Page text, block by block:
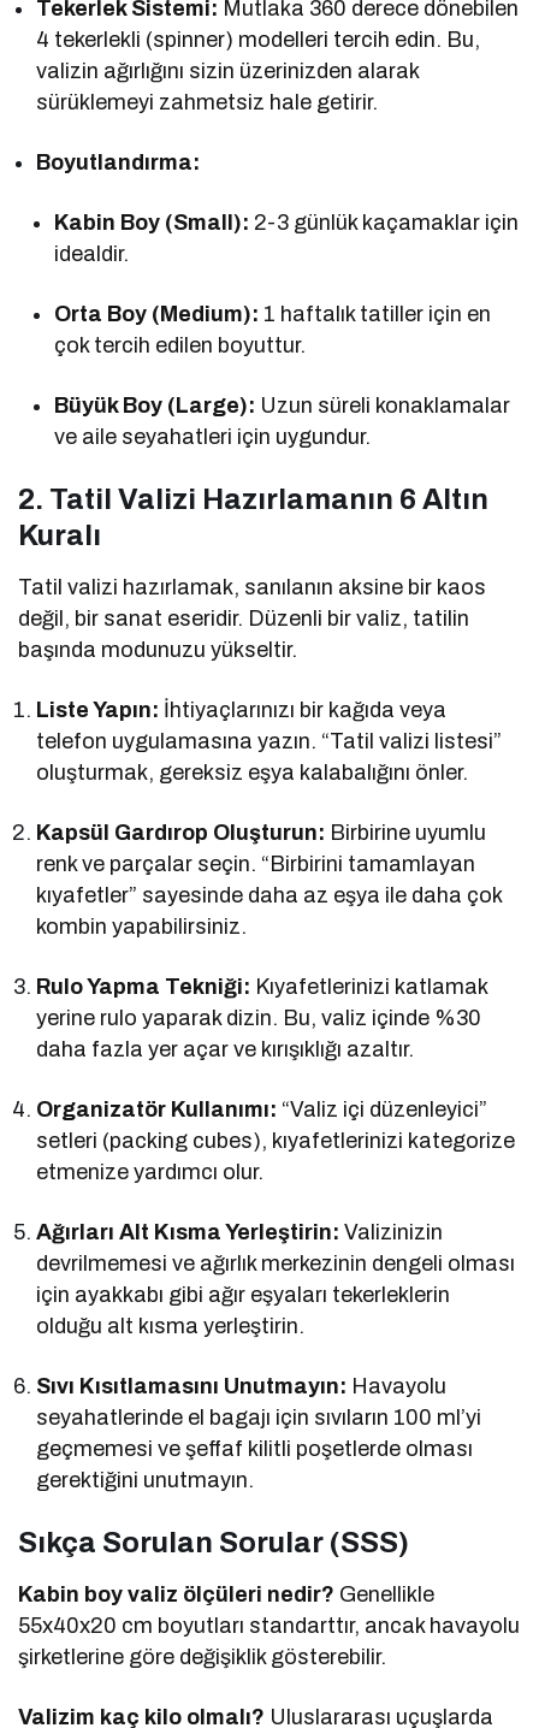
Tekerlek Sistemi: Mutlaka 360 derece dönebilen
4 tekerlekli (spinner) modelleri tercih edin. Bu,
valizin ağırlığını sizin üzerinizden alarak
sürüklemeyi zahmetsiz hale getirir.
Boyutlandırma:
Kabin Boy (Small): 2-3 günlük kaçamaklar için
idealdir.
Orta Boy (Medium): 1 haftalık tatiller için en
çok tercih edilen boyuttur.
Büyük Boy (Large): Uzun süreli konaklamalar
ve aile seyahatleri için uygundur.
2. Tatil Valizi Hazırlamanın 6 Altın
Kuralı
Tatil valizi hazırlamak, sanılanın aksine bir kaos
değil, bir sanat eseridir. Düzenli bir valiz, tatilin
başında modunuzu yükseltir.
Liste Yapın: İhtiyaçlarınızı bir kağıda veya
telefon uygulamasına yazın. “Tatil valizi listesi”
oluşturmak, gereksiz eşya kalabalığını önler.
Kapsül Gardırop Oluşturun: Birbirine uyumlu
renk ve parçalar seçin. “Birbirini tamamlayan
kıyafetler” sayesinde daha az eşya ile daha çok
kombin yapabilirsiniz.
Rulo Yapma Tekniği: Kıyafetlerinizi katlamak
yerine rulo yaparak dizin. Bu, valiz içinde %30
daha fazla yer açar ve kırışıklığı azaltır.
Organizatör Kullanımı: “Valiz içi düzenleyici”
setleri (packing cubes), kıyafetlerinizi kategorize
etmenize yardımcı olur.
Ağırları Alt Kısma Yerleştirin: Valizinizin
devrilmemesi ve ağırlık merkezinin dengeli olması
için ayakkabı gibi ağır eşyaları tekerleklerin
olduğu alt kısma yerleştirin.
Sıvı Kısıtlamasını Unutmayın: Havayolu
seyahatlerinde el bagajı için sıvıların 100 ml’yi
geçmemesi ve şeffaf kilitli poşetlerde olması
gerektiğini unutmayın.
Sıkça Sorulan Sorular (SSS)
Kabin boy valiz ölçüleri nedir? Genellikle
55x40x20 cm boyutları standarttır, ancak havayolu
şirketlerine göre değişiklik gösterebilir.
Valizim kaç kilo olmalı? Uluslararası uçuşlarda